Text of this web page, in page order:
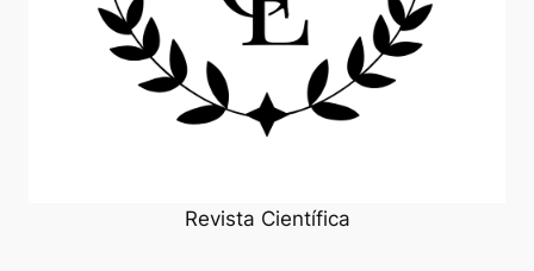
Revista Científica